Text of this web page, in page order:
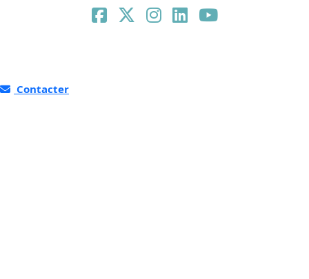
Contacter